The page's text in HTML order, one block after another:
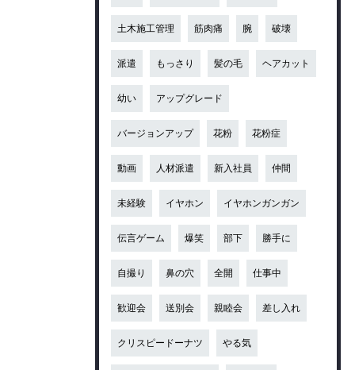
土木施工管理 筋肉痛 腕 破壊
派遣 もっさり 髪の毛 ヘアカット
幼い アップグレード
バージョンアップ 花粉 花粉症
動画 人材派遣 新入社員 仲間
未経験 イヤホン イヤホンガンガン
伝言ゲーム 爆笑 部下 勝手に
自撮り 鼻の穴 全開 仕事中
歓迎会 送別会 親睦会 差し入れ
クリスピードーナツ やる気